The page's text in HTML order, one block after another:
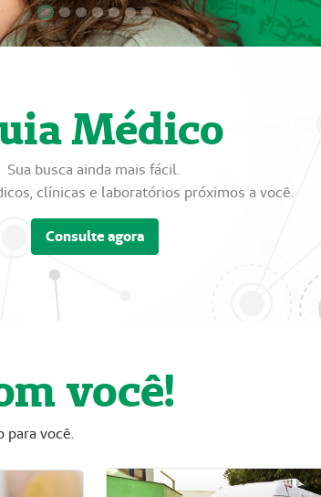
Focar slide
Focar slide
Focar slide
Focar slide
Focar slide
Focar slide
Focar slide
Médico
Sua busca ainda mais fácil.
clínicas e laboratórios próximos a você.
Consulte agora
você!
para você.